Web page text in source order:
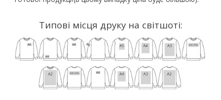
Типові місця друку на світшоті: